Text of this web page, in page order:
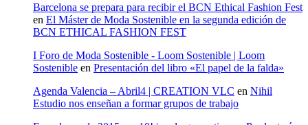
Barcelona se prepara para recibir el BCN Ethical Fashion Fest
en El Máster de Moda Sostenible en la segunda edición de
BCN ETHICAL FASHION FEST
I Foro de Moda Sostenible - Loom Sostenible | Loom
Sostenible en Presentación del libro «El papel de la falda»
Agenda Valencia – Abril4 | CREATION VLC en Nihil
Estudio nos enseñan a formar grupos de trabajo